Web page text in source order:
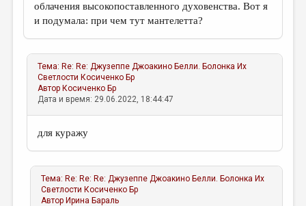
облачения высокопоставленного духовенства. Вот я
и подумала: при чем тут мантелетта?
Тема: Re: Re: Джузеппе Джоакино Белли. Болонка Их
Светлости Косиченко Бр
Автор Косиченко Бр
Дата и время: 29.06.2022, 18:44:47
для куражу
Тема: Re: Re: Re: Джузеппе Джоакино Белли. Болонка Их
Светлости Косиченко Бр
Автор Ирина Бараль